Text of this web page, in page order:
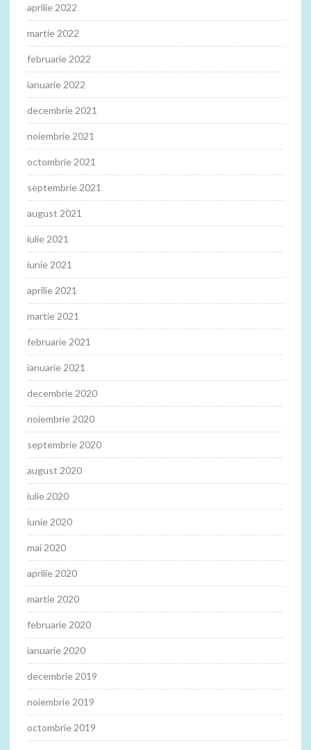
aprilie 2022
martie 2022
februarie 2022
ianuarie 2022
decembrie 2021
noiembrie 2021
octombrie 2021
septembrie 2021
august 2021
iulie 2021
iunie 2021
aprilie 2021
martie 2021
februarie 2021
ianuarie 2021
decembrie 2020
noiembrie 2020
septembrie 2020
august 2020
iulie 2020
iunie 2020
mai 2020
aprilie 2020
martie 2020
februarie 2020
ianuarie 2020
decembrie 2019
noiembrie 2019
octombrie 2019